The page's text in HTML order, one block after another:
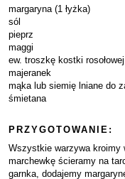
margaryna (1 łyżka)
sól
pieprz
maggi
ew. troszkę kostki
majeranek
mąka lub siemię lniane do
śmietana
PRZYGOTOWANIE:
Wszystkie warzywa kroimy
marchewkę ścieramy na
garnka, dodajemy